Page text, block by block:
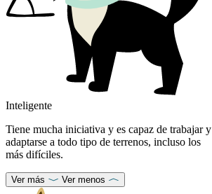
Inteligente
Tiene mucha iniciativa y es capaz de trabajar y
adaptarse a todo tipo de terrenos, incluso los
más difíciles.
Ver más Ver menos